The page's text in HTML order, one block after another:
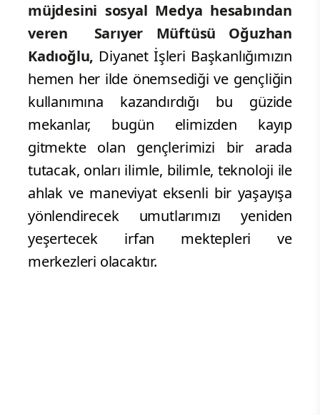
müjdesini sosyal Medya hesabından
veren Sarıyer Müftüsü Oğuzhan
Kadıoğlu, Diyanet İşleri Başkanlığımızın
hemen her ilde önemsediği ve gençliğin
kullanımına kazandırdığı bu güzide
mekanlar, bugün elimizden kayıp
gitmekte olan gençlerimizi bir arada
tutacak, onları ilimle, bilimle, teknoloji ile
ahlak ve maneviyat eksenli bir yaşayışa
yönlendirecek umutlarımızı yeniden
yeşertecek irfan mektepleri ve
merkezleri olacaktır.